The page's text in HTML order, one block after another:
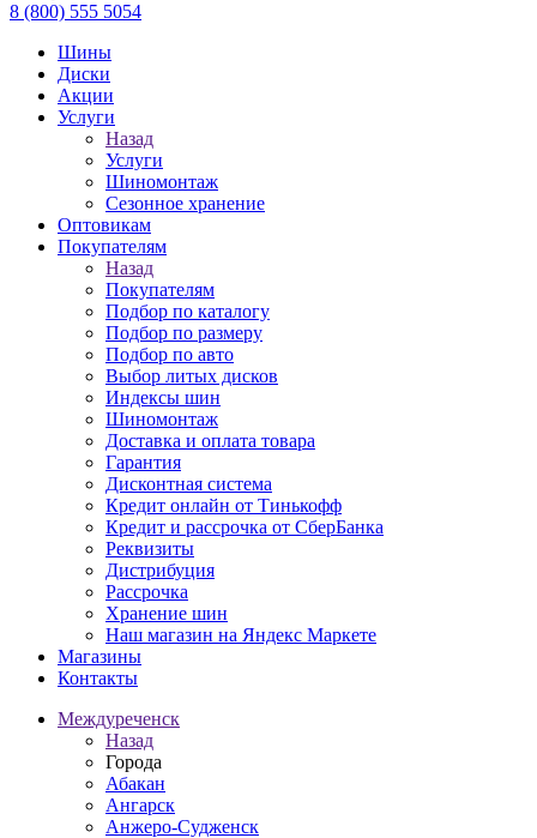
8 (800) 555 5054
Шины
Диски
Акции
Услуги
Назад
Услуги
Шиномонтаж
Сезонное хранение
Оптовикам
Покупателям
Назад
Покупателям
Подбор по каталогу
Подбор по размеру
Подбор по авто
Выбор литых дисков
Индексы шин
Шиномонтаж
Доставка и оплата товара
Гарантия
Дисконтная система
Кредит онлайн от Тинькофф
Кредит и рассрочка от СберБанка
Реквизиты
Дистрибуция
Рассрочка
Хранение шин
Наш магазин на Яндекс Маркете
Магазины
Контакты
Междуреченск
Назад
Города
Абакан
Ангарск
Анжеро-Судженск